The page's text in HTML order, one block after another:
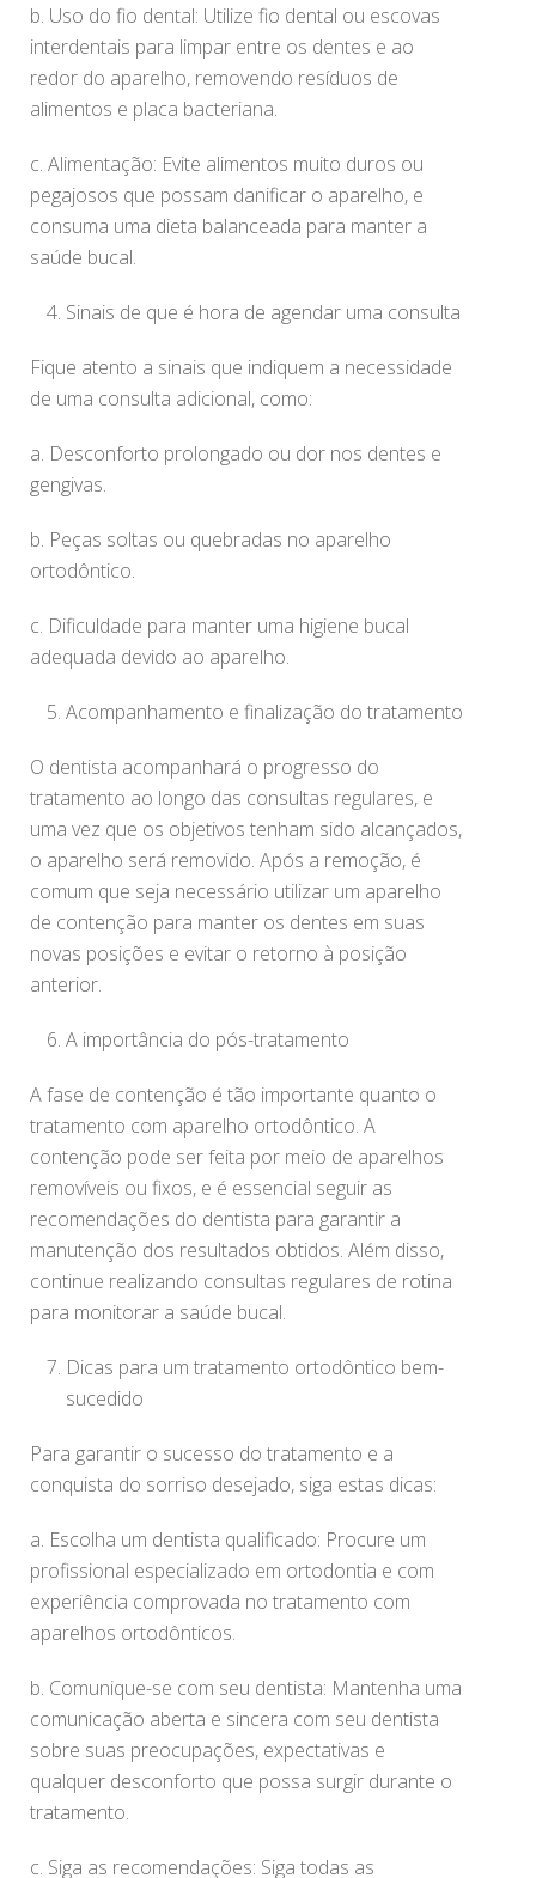
b. Uso do fio dental: Utilize fio dental ou escovas
interdentais para limpar entre os dentes e ao
redor do aparelho, removendo resíduos de
alimentos e placa bacteriana.
c. Alimentação: Evite alimentos muito duros ou
pegajosos que possam danificar o aparelho, e
consuma uma dieta balanceada para manter a
saúde bucal.
Sinais de que é hora de agendar uma consulta
Fique atento a sinais que indiquem a necessidade
de uma consulta adicional, como:
a. Desconforto prolongado ou dor nos dentes e
gengivas.
b. Peças soltas ou quebradas no aparelho
ortodôntico.
c. Dificuldade para manter uma higiene bucal
adequada devido ao aparelho.
Acompanhamento e finalização do tratamento
O dentista acompanhará o progresso do
tratamento ao longo das consultas regulares, e
uma vez que os objetivos tenham sido alcançados,
o aparelho será removido. Após a remoção, é
comum que seja necessário utilizar um aparelho
de contenção para manter os dentes em suas
novas posições e evitar o retorno à posição
anterior.
A importância do pós-tratamento
A fase de contenção é tão importante quanto o
tratamento com aparelho ortodôntico. A
contenção pode ser feita por meio de aparelhos
removíveis ou fixos, e é essencial seguir as
recomendações do dentista para garantir a
manutenção dos resultados obtidos. Além disso,
continue realizando consultas regulares de rotina
para monitorar a saúde bucal.
Dicas para um tratamento ortodôntico bem-
sucedido
Para garantir o sucesso do tratamento e a
conquista do sorriso desejado, siga estas dicas:
a. Escolha um dentista qualificado: Procure um
profissional especializado em ortodontia e com
experiência comprovada no tratamento com
aparelhos ortodônticos.
b. Comunique-se com seu dentista: Mantenha uma
comunicação aberta e sincera com seu dentista
sobre suas preocupações, expectativas e
qualquer desconforto que possa surgir durante o
tratamento.
c. Siga as recomendações: Siga todas as